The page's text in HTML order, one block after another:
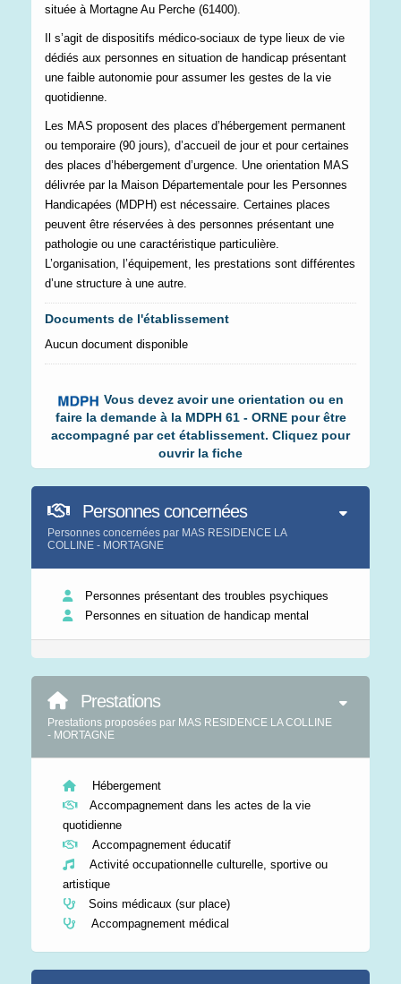
située à Mortagne Au Perche (61400).
Il s’agit de dispositifs médico-sociaux de type lieux de vie
dédiés aux personnes en situation de handicap présentant
une faible autonomie pour assumer les gestes de la vie
quotidienne.
Les MAS proposent des places d’hébergement permanent
ou temporaire (90 jours), d’accueil de jour et pour certaines
des places d’hébergement d’urgence. Une orientation MAS
délivrée par la Maison Départementale pour les Personnes
Handicapées (MDPH) est nécessaire. Certaines places
peuvent être réservées à des personnes présentant une
pathologie ou une caractéristique particulière.
L’organisation, l’équipement, les prestations sont différentes
d’une structure à une autre.
Documents de l'établissement
Aucun document disponible
Vous devez avoir une orientation ou en
faire la demande à la MDPH 61 - ORNE pour être
accompagné par cet établissement. Cliquez pour
ouvrir la fiche
Personnes concernées
Personnes concernées par MAS RESIDENCE LA
COLLINE - MORTAGNE
Personnes présentant des troubles psychiques
Personnes en situation de handicap mental
Prestations
Prestations proposées par MAS RESIDENCE LA COLLINE
- MORTAGNE
Hébergement
Accompagnement dans les actes de la vie
quotidienne
Accompagnement éducatif
Activité occupationnelle culturelle, sportive ou
artistique
Soins médicaux (sur place)
Accompagnement médical